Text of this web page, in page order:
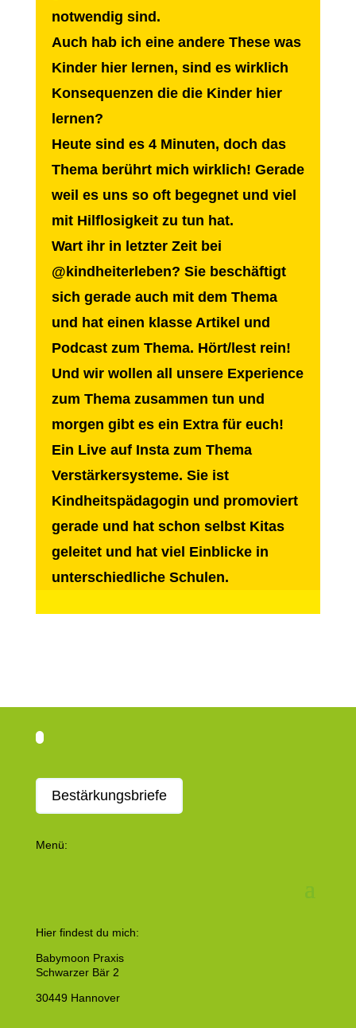
notwendig sind.
Auch hab ich eine andere These was
Kinder hier lernen, sind es wirklich
Konsequenzen die die Kinder hier
lernen?
Heute sind es 4 Minuten, doch das
Thema berührt mich wirklich! Gerade
weil es uns so oft begegnet und viel
mit Hilflosigkeit zu tun hat.
Wart ihr in letzter Zeit bei
@kindheiterleben? Sie beschäftigt
sich gerade auch mit dem Thema
und hat einen klasse Artikel und
Podcast zum Thema. Hört/lest rein!
Und wir wollen all unsere Experience
zum Thema zusammen tun und
morgen gibt es ein Extra für euch!
Ein Live auf Insta zum Thema
Verstärkersysteme. Sie ist
Kindheitspädagogin und promoviert
gerade und hat schon selbst Kitas
geleitet und hat viel Einblicke in
unterschiedliche Schulen.
Bestärkungsbriefe
Menü:
Hier findest du mich:
Babymoon Praxis
Schwarzer Bär 2
30449 Hannover